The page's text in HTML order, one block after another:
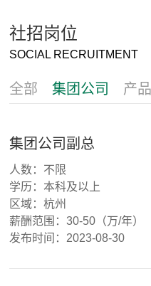
社招岗位
SOCIAL RECRUITMENT
全部 集团公司 产
集团公司副总
人数：不限
学历：本科及以上
区域：杭州
薪酬范围：30-50（万/年）
发布时间：2023-08-30